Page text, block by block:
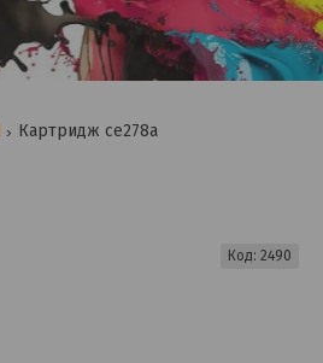
Картридж ce278a
Код: 2490